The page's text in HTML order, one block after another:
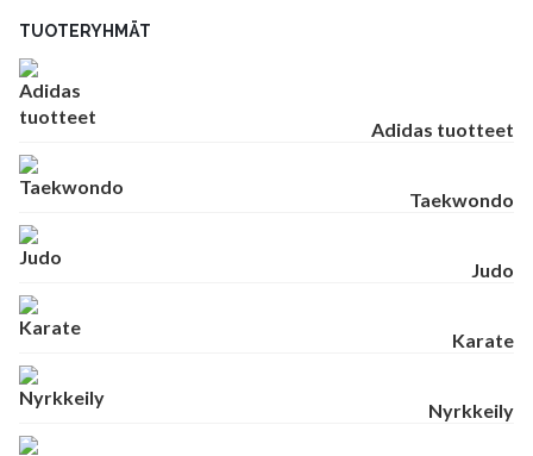
TUOTERYHMÄT
Adidas tuotteet
Taekwondo
Judo
Karate
Nyrkkeily